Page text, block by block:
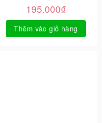
195.000₫
Thêm vào giỏ hàng